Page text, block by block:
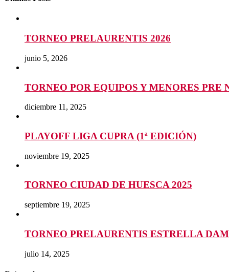
TORNEO PRELAURENTIS 2026
junio 5, 2026
TORNEO POR EQUIPOS Y MENORES PRE
diciembre 11, 2025
PLAYOFF LIGA CUPRA (1ª EDICIÓN)
noviembre 19, 2025
TORNEO CIUDAD DE HUESCA 2025
septiembre 19, 2025
TORNEO PRELAURENTIS ESTRELLA
julio 14, 2025